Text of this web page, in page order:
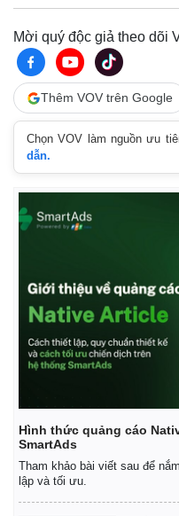
Mời quý độc giả theo dõi
Thêm VOV trên Google
Chọn VOV làm nguồn ưu
dẫn.
Hình thức quảng cáo
SmartAds
Tham khảo bài viết sau để
lập và tối ưu.